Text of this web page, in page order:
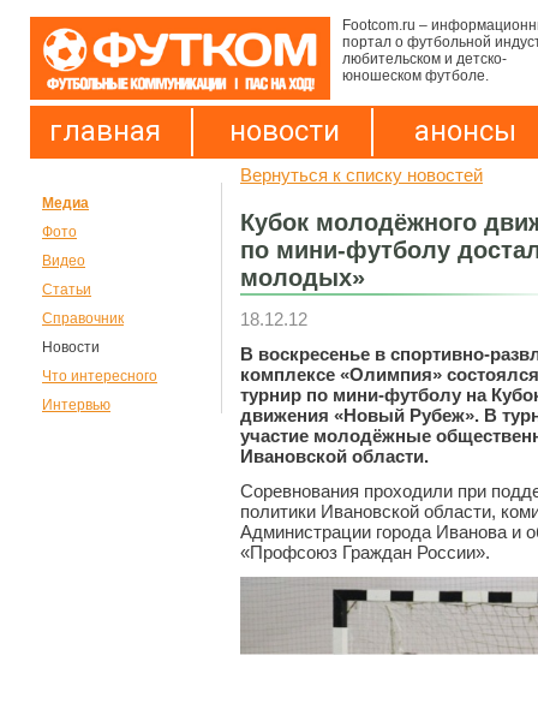
Footcom.ru –
портал о футбольной
любительском и детско-
юношеском футболе.
главная новости анонсы
Медиа
Фото
Видео
Статьи
Справочник
Новости
Что интересного
Интервью
Вернуться к списку новостей
Кубок молодёжного
по мини-футболу
молодых»
18.12.12
В воскресенье в спортивно-
комплексе «Олимпия»
турнир по мини-футболу на
движения «Новый Рубеж». В
участие молодёжные
Ивановской области.
Соревнования проходили при
политики Ивановской области,
Администрации города Иванова и
«Профсоюз Граждан России».